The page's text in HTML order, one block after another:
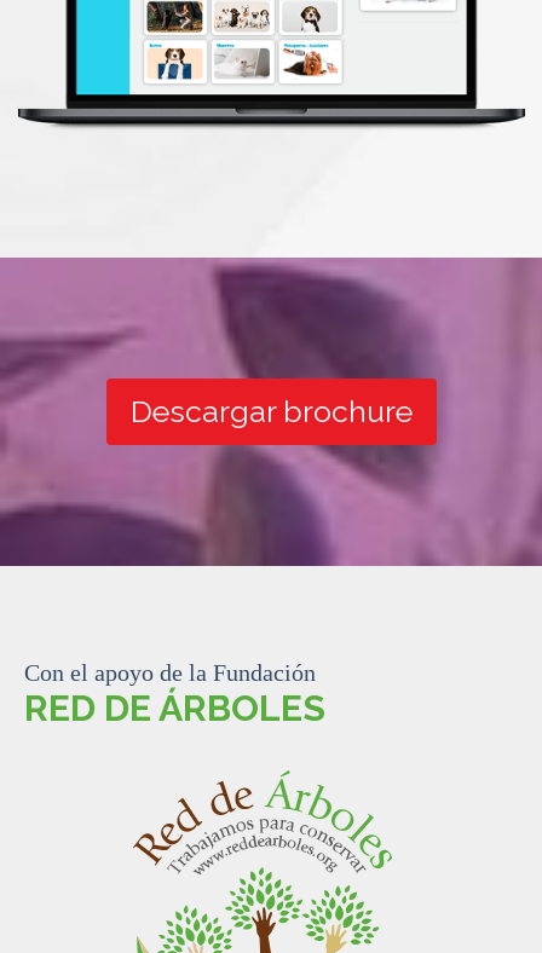
Descargar brochure
Con el apoyo de la Fundación
RED DE ÁRBOLES